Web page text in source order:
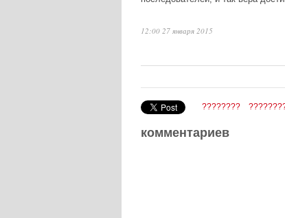
12:00 27 января 2015
????????
комментариев